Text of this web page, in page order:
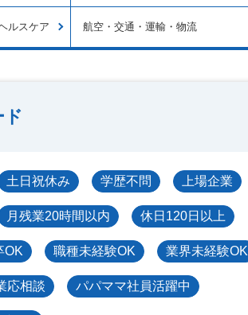
ルスケア 航空・交通・運輸・物流
ド
土日祝休み 学歴不問 上場企業
月残業20時間以内 休日120日以上
OK 職種未経験OK 業界未経験OK
応相談 パパママ社員活躍中